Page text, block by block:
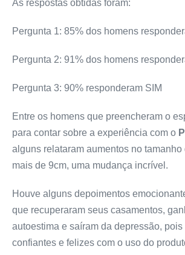
As respostas obtidas foram:
Pergunta 1: 85% dos homens
Pergunta 2: 91% dos homens
Pergunta 3: 90% responderam SIM
Entre os homens que preencheram o
para contar sobre a experiência com o
alguns relataram aumentos no tamanho
mais de 9cm, uma mudança incrível.
Houve alguns depoimentos
que recuperaram seus casamentos,
autoestima e saíram da depressão,
confiantes e felizes com o uso do